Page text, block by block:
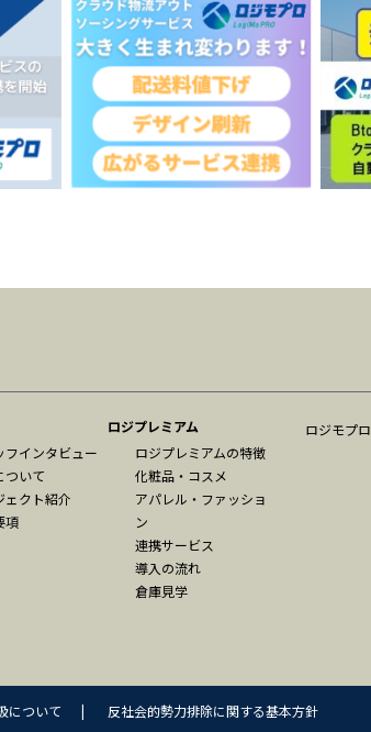
フインタビュー
ついて
ェクト紹介
項
ロジプレミアム
ロジプレミアムの特徴
化粧品・コスメ
アパレル・ファッショ
ン
連携サービス
導入の流れ
倉庫見学
ロジモプロ
について | 反社会的勢力排除に関する基本方針